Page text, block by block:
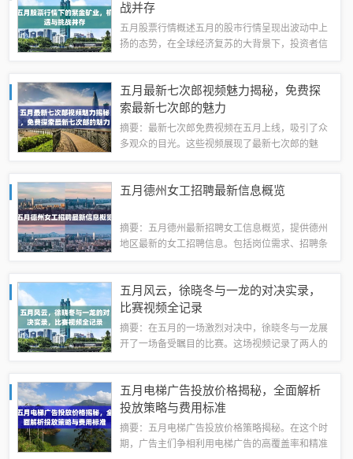
战并存
五月股票行情概述五月的股市行情呈现出波动中上
扬的态势，在全球经济复苏的大背景下，投资者信
引人注目。紫金矿业概况紫金矿业是一家主要...
五月最新七次郎视频魅力揭秘，免费探
索最新七次郎的魅力
摘要：最新七次郎免费视频在五月上线，吸引了众
多观众的目光。这些视频展现了最新七次郎的魅
们感受到探索未知世界的乐趣。这些免费视频为...
五月德州女工招聘最新信息概览
摘要：五月德州最新招聘女工信息概览，提供德州
地区最新的女工招聘信息。包括岗位需求、招聘条
女工招聘德州作为纺织业的重要城市，多家纺...
五月风云，徐晓冬与一龙的对决实录，
比赛视频全记录
摘要：在五月的一场激烈对决中，徐晓冬与一龙展
开了一场备受瞩目的比赛。这场视频记录了两人的
观众的目光。比赛背景徐晓冬与一龙的这场较...
五月电梯广告投放价格揭秘，全面解析
投放策略与费用标准
摘要：五月电梯广告投放价格策略揭秘。在这个时
期，广告主们争相利用电梯广告的高覆盖率和精准